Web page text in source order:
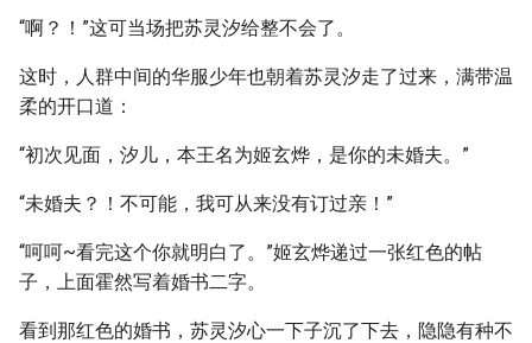
“啊？！”这可当场把苏灵汐给整不会了。
这时，人群中间的华服少年也朝着苏灵汐走了过来，满带温
柔的开口道：
“初次见面，汐儿，本王名为姬玄烨，是你的未婚夫。”
“未婚夫？！不可能，我可从来没有订过亲！”
“呵呵~看完这个你就明白了。”姬玄烨递过一张红色的帖
子，上面霍然写着婚书二字。
看到那红色的婚书，苏灵汐心一下子沉了下去，隐隐有种不